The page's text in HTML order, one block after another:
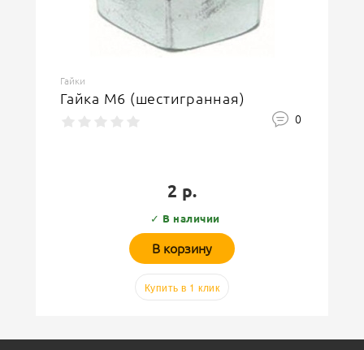
Гайки
Гайка М6 (шестигранная)
0
2 р.
✓ В наличии
В корзину
Купить в 1 клик